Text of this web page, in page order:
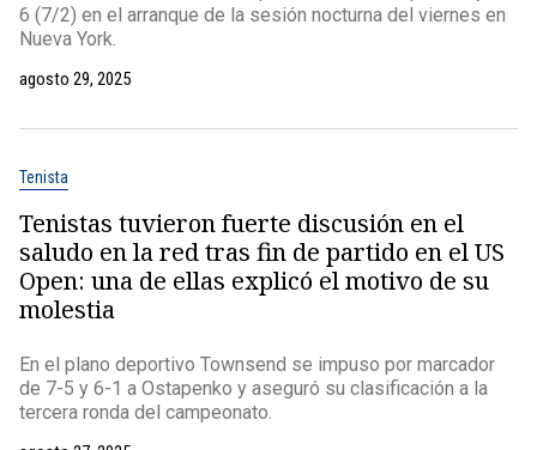
6 (7/2) en el arranque de la sesión nocturna del viernes en
Nueva York.
agosto 29, 2025
Tenista
Tenistas tuvieron fuerte discusión en el
saludo en la red tras fin de partido en el US
Open: una de ellas explicó el motivo de su
molestia
En el plano deportivo Townsend se impuso por marcador
de 7-5 y 6-1 a Ostapenko y aseguró su clasificación a la
tercera ronda del campeonato.